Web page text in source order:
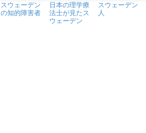
スウェーデン
の知的障害者
日本の理学療
法士が見たス
ウェーデン
スウェーデン
人